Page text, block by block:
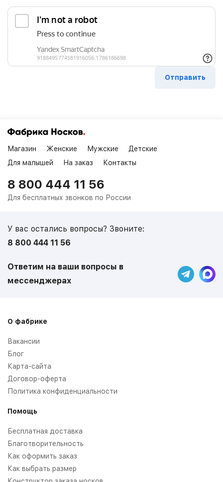
Магазин Женские Мужские
Детские
Для малышей
На заказ Контакты
8 800 444 11 56
Для бесплатных звонков по России
У вас остались вопросы? Звоните:
8 800 444 11 56
Ответим на ваши вопросы в
мессенджерах
О фабрике
Вакансии
Блог
Карта-сайта
Договор-оферта
Политика конфиденциальности
Помощь
Бесплатная доставка
Благотворительность
Как оформить заказ
Как выбрать размер